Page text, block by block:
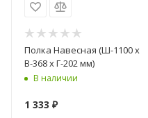
Полка Навесная (Ш-1100 х
В-368 х Г-202 мм)
В наличии
1 333 ₽